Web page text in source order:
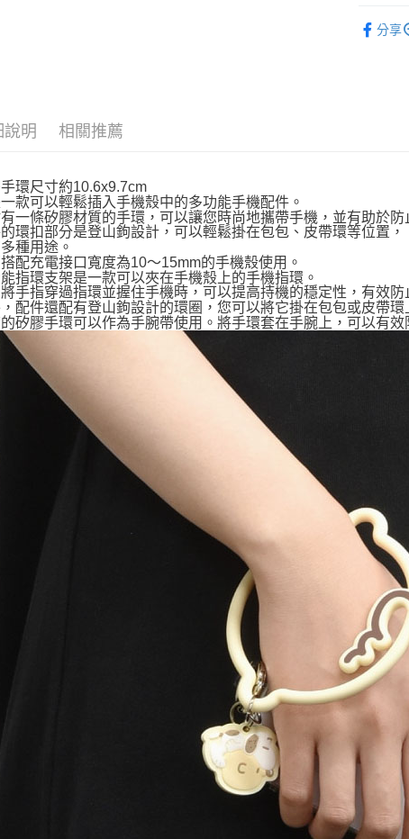
每筆
分享
說明 相關推薦
環尺寸約10.6x9.7cm
款可以輕鬆插入手機殼中的多功能手機配件。
一條矽膠材質的手環，可以讓您時尚地攜帶手機，並有助於防
環扣部分是登山鉤設計，可以輕鬆掛在包包、皮帶環等位置，
種用途。
配充電接口寬度為10～15mm的手機殼使用。
指環支架是一款可以夾在手機殼上的手機指環。
手指穿過指環並握住手機時，可以提高持機的穩定性，有效防
配件還配有登山鉤設計的環圈，您可以將它掛在包包或皮帶環
的矽膠手環可以作為手腕帶使用。將手環套在手腕上，可以有效